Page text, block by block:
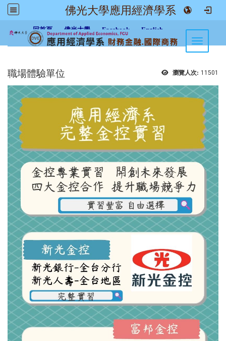
佛光大學應用經濟學系
回首頁 佛光大學 Facebook English
Toggle
瀏覽人次: 11501
職場體驗單位